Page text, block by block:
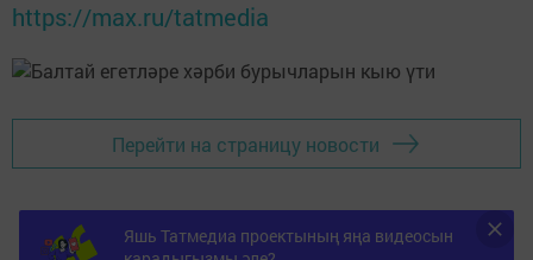
https://max.ru/tatmedia
Перейти на страницу новости
Яшь Татмедиа проектының яңа видеосын